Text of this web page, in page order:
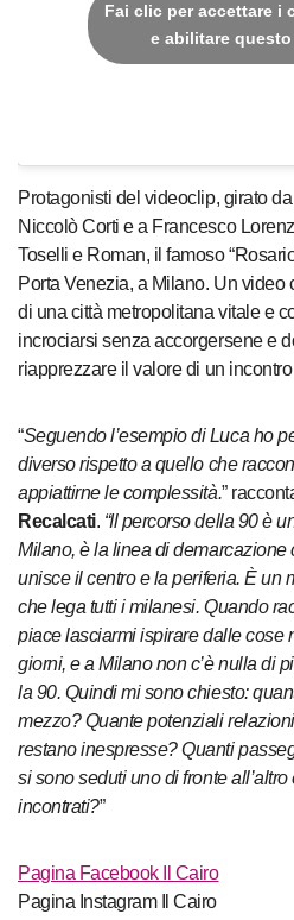
Fai clic per accettare i
e abilitare
Protagonisti del videoclip, girato
Niccolò Corti e a Francesco
Toselli e Roman, il famoso
Porta Venezia, a Milano. Un video
di una città metropolitana vitale e
incrociarsi senza accorgersene e
riapprezzare il valore di un
“Seguendo l’esempio di Luca ho
diverso rispetto a quello che
appiattirne le complessità.”
Recalcati. “Il percorso della 90 è
Milano, è la linea di demarcazione
unisce il centro e la periferia. È un
che lega tutti i milanesi. Quando
piace lasciarmi ispirare dalle cose
giorni, e a Milano non c’è nulla di
la 90. Quindi mi sono chiesto:
mezzo? Quante potenziali
restano inespresse? Quanti
si sono seduti uno di fronte
incontrati?”
Pagina Facebook Il Cairo
Pagina Instagram Il Cairo